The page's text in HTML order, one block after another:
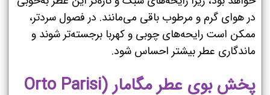
در هوای گرم و مرطوب باقی می‌مانند. در فصول سردتر،
ممکن است رایحه‌های چوبی و کهربا برجسته‌تر شوند و
ماندگاری عطر بیشتر احساس شود.
پخش بوی عطر مگامار (Orto Parisi